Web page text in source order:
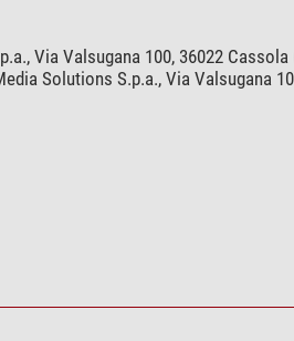
Via Valsugana 100, 36022
Solutions S.p.a., Via Valsugana